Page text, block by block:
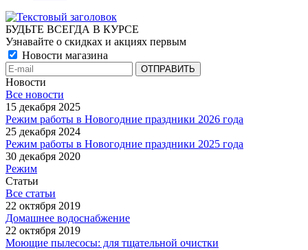
БУДЬТЕ ВСЕГДА В КУРСЕ
Узнавайте о скидках и акциях первым
Новости магазина
Новости
Все новости
15 декабря 2025
Режим работы в Новогодние праздники 2026 года
25 декабря 2024
Режим работы в Новогодние праздники 2025 года
30 декабря 2020
Режим
Статьи
Все статьи
22 октября 2019
Домашнее водоснабжение
22 октября 2019
Моющие пылесосы: для тщательной очистки